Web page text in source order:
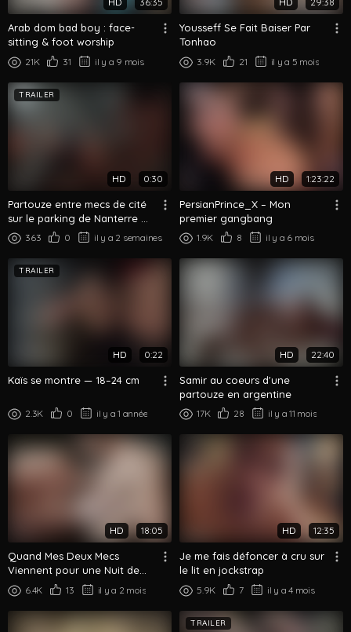
Arab dom bad boy : face-
sitting & foot worship
21K 31 il y a 9 mois
Yousseff Se Fait Baiser Par
Tonhao
3.9K 21 il y a 5 mois
TRAILER
HD 0:30
Partouze entre mecs de cité
sur le parking de Nanterre —
2ème partie (bareback)
363 0 il y a 2 semaines
HD 1:23:22
PersianPrince_X – Mon
premier gangbang
1.9K 8 il y a 6 mois
TRAILER
HD 0:22
Kaïs se montre — 18–24 cm
2.3K 0 il y a 1 année
HD 22:40
Samir au coeurs d'une
partouze en argentine
17K 28 il y a 11 mois
HD 18:05
Quand Mes Deux Mecs
Viennent pour une Nuit de
Plan à Trois Cru
6.4K 13 il y a 2 mois
HD 12:35
Je me fais défoncer à cru sur
le lit en jockstrap
5.9K 7 il y a 4 mois
TRAILER